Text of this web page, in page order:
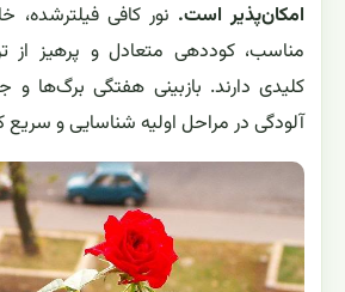
امکان‌پذیر است. نور کافی
مناسب، کوددهی متعادل و پرهیز از
کلیدی دارند. بازبینی هفتگی برگ‌ها
آلودگی در مراحل اولیه شناسایی و سریع